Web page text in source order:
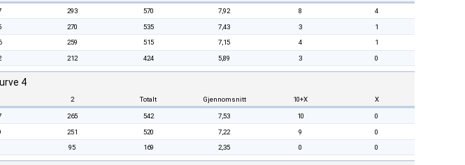
293 570 7,92 8 4
270 535 7,43 3 1
259 515 7,15 4 1
212 424 5,89 3 0
4
2 Totalt Gjennomsnitt 10+X X
265 542 7,53 10 0
251 520 7,22 9 0
95 169 2,35 0 0